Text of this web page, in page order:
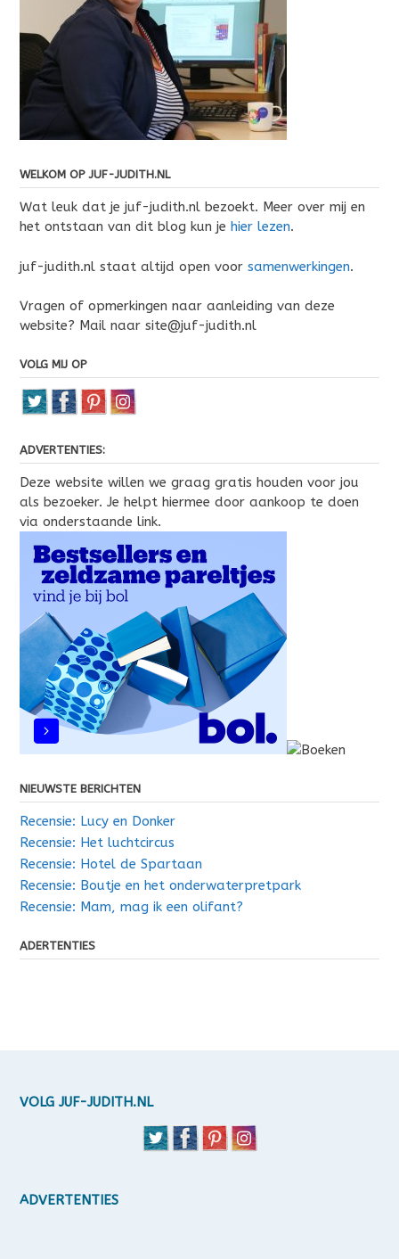
WELKOM OP JUF-JUDITH.NL
Wat leuk dat je juf-judith.nl bezoekt. Meer over mij en
het ontstaan van dit blog kun je hier lezen.
juf-judith.nl staat altijd open voor samenwerkingen.
Vragen of opmerkingen naar aanleiding van deze
website? Mail naar site@juf-judith.nl
VOLG MIJ OP
ADVERTENTIES:
Deze website willen we graag gratis houden voor jou
als bezoeker. Je helpt hiermee door aankoop te doen
via onderstaande link.
NIEUWSTE BERICHTEN
Recensie: Lucy en Donker
Recensie: Het luchtcircus
Recensie: Hotel de Spartaan
Recensie: Boutje en het onderwaterpretpark
Recensie: Mam, mag ik een olifant?
ADERTENTIES
VOLG JUF-JUDITH.NL
ADVERTENTIES